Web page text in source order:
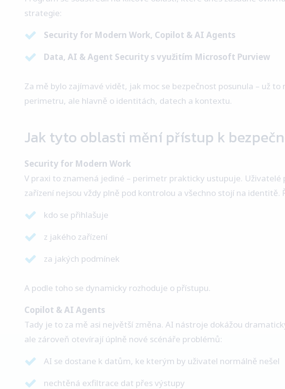
strategie:
Security for Modern Work, Copilot & AI Agents
Data, AI & Agent Security s využitím Microsoft Purview
Za mě bylo zajímavé vidět, jak moc se bezpečnost posunula – už to
perimetru, ale hlavně o identitách, datech a kontextu.
Jak tyto oblasti mění přístup k
Security for Modern Work
V praxi to znamená jediné – perimetr prakticky ustupuje. Uživatelé
zařízení nejsou vždy plně pod kontrolou a všechno stojí na identitě.
kdo se přihlašuje
z jakého zařízení
za jakých podmínek
A podle toho se dynamicky rozhoduje o přístupu.
Copilot & AI Agents
Tady je to za mě asi největší změna. AI nástroje dokážou
ale zároveň otevírají úplně nové scénáře problémů:
AI se dostane k datům, ke kterým by uživatel normálně nešel
nechtěná exfiltrace dat přes výstupy